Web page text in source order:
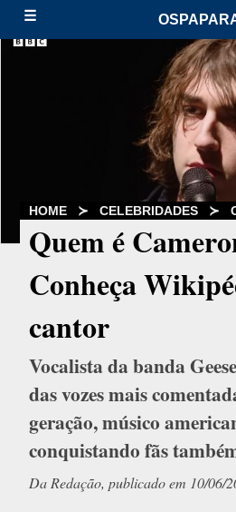
☰
HOME ≻ CELEBRIDADES ≻
Quem é
Conheça
cantor
Vocalista da banda
das vozes mais
geração, músico
conquistando fãs
Da Redação, publicado em 10/06/